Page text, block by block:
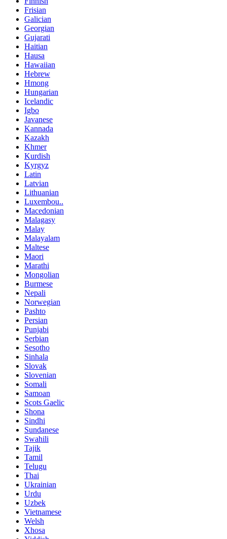
Frisian
Galician
Georgian
Gujarati
Haitian
Hausa
Hawaiian
Hebrew
Hmong
Hungarian
Icelandic
Igbo
Javanese
Kannada
Kazakh
Khmer
Kurdish
Kyrgyz
Latin
Latvian
Lithuanian
Luxembou..
Macedonian
Malagasy
Malay
Malayalam
Maltese
Maori
Marathi
Mongolian
Burmese
Nepali
Norwegian
Pashto
Persian
Punjabi
Serbian
Sesotho
Sinhala
Slovak
Slovenian
Somali
Samoan
Scots Gaelic
Shona
Sindhi
Sundanese
Swahili
Tajik
Tamil
Telugu
Thai
Ukrainian
Urdu
Uzbek
Vietnamese
Welsh
Xhosa